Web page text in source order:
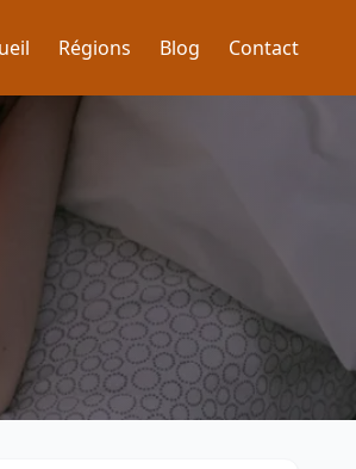
Régions Blog Contact